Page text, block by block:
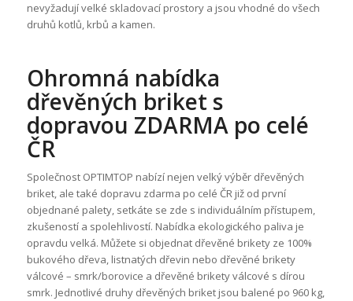
nevyžadují velké skladovací prostory a jsou vhodné do všech
druhů kotlů, krbů a kamen.
Ohromná nabídka
dřevěných briket s
dopravou ZDARMA po celé
ČR
Společnost OPTIMTOP nabízí nejen velký výběr dřevěných
briket, ale také dopravu zdarma po celé ČR již od první
objednané palety, setkáte se zde s individuálním přístupem,
zkušeností a spolehlivostí. Nabídka ekologického paliva je
opravdu velká. Můžete si objednat dřevěné brikety ze 100%
bukového dřeva, listnatých dřevin nebo dřevěné brikety
válcové – smrk/borovice a dřevěné brikety válcové s dírou
smrk. Jednotlivé druhy dřevěných briket jsou balené po 960 kg,